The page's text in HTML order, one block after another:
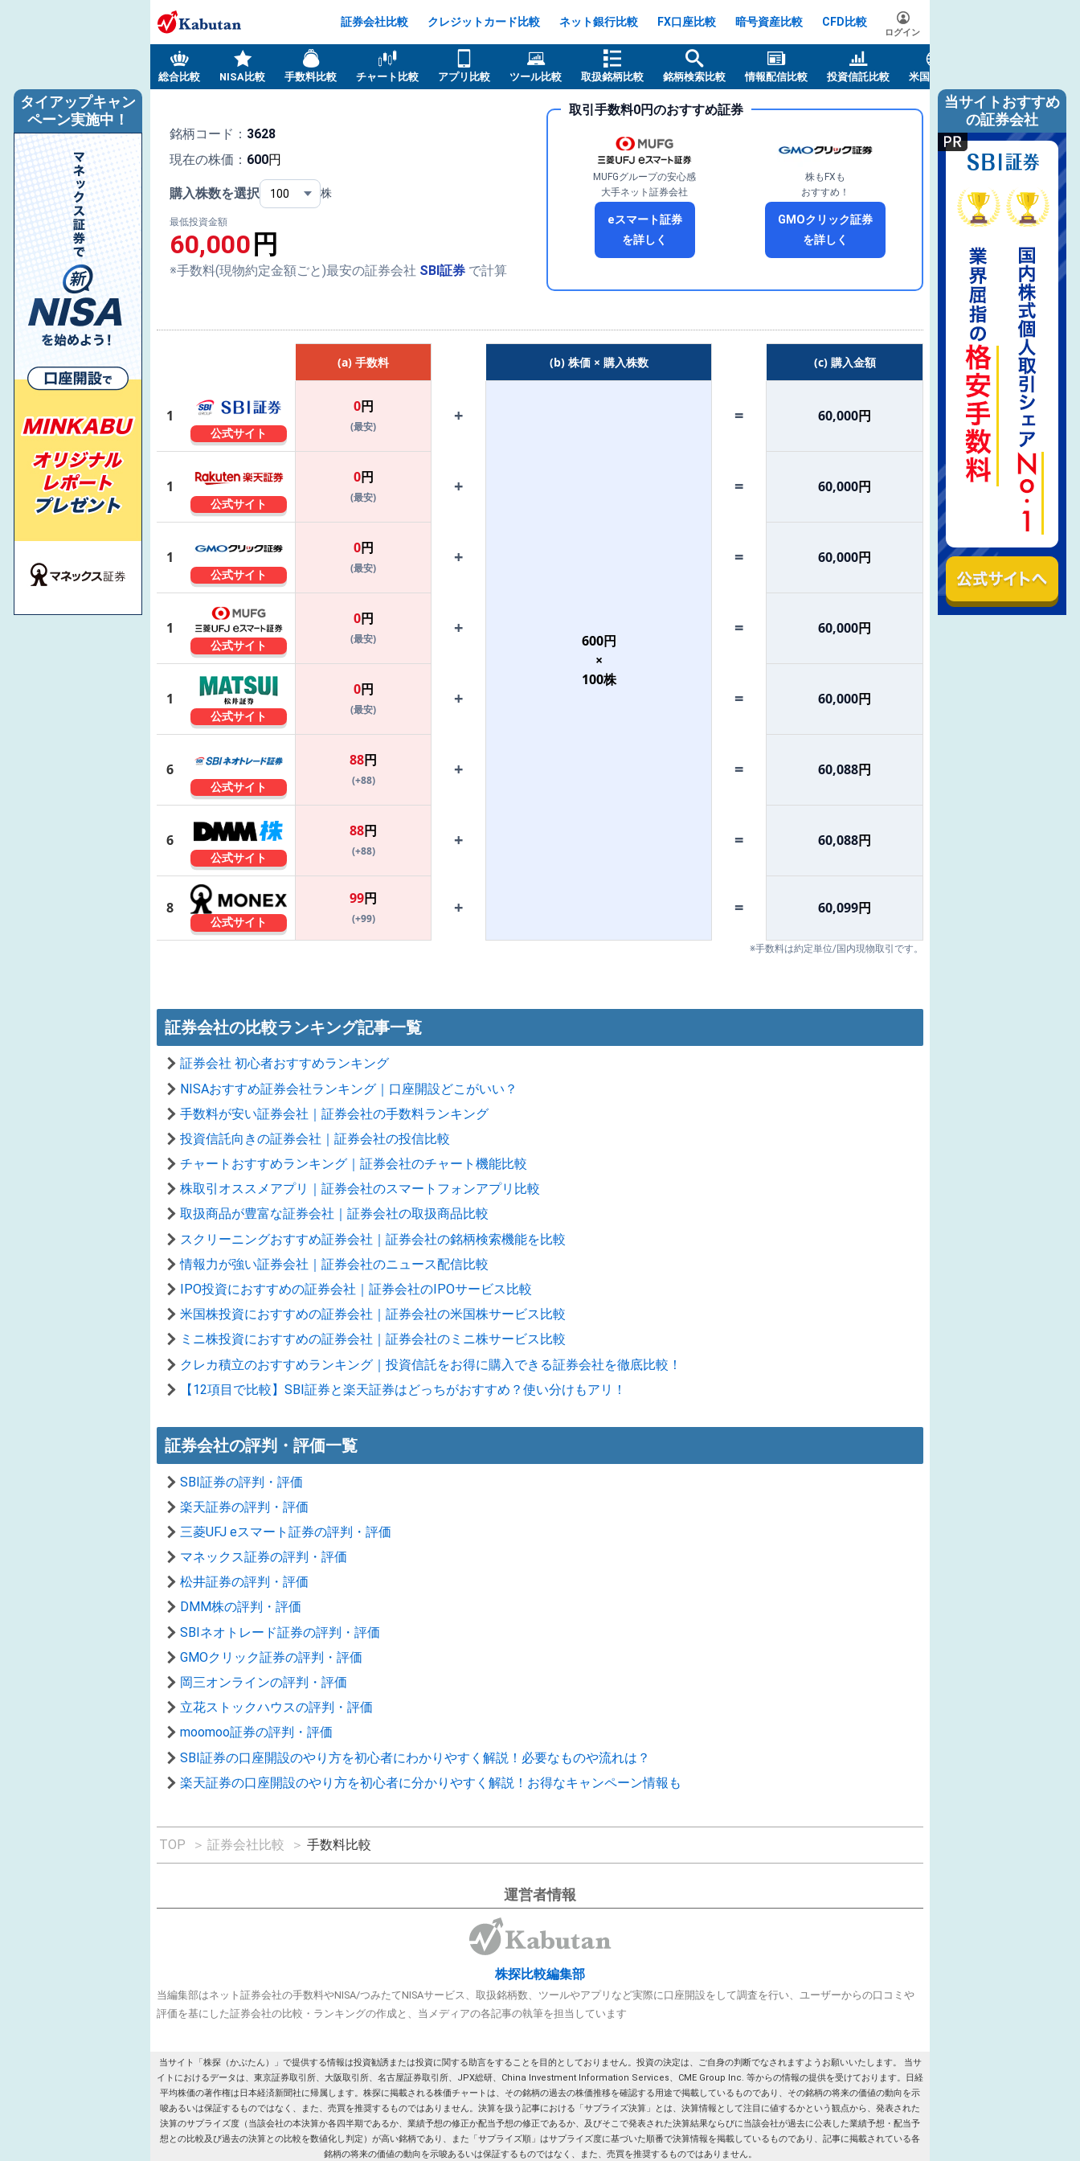
証券会社比較 クレジットカード比較 ネット銀行比較 FX口座比較 暗号資産比較 CFD比較
ログイン
総合比較 NISA比較 手数料比較 チャート比較 アプリ比較 ツール比較 取扱銘柄比較 銘柄検索比較 情報配信比較 投資信託比較 米国株比較
銘柄コード： 3628
現在の株価： 600円
購入株数を選択 株
最低投資金額
60,000 円
※手数料(現物約定金額ごと)最安の証券会社 SBI証券 で計算
取引手数料0円のおすすめ証券
MUFGグループの安心感
大手ネット証券会社
eスマート証券
を詳しく
株もFXも
おすすめ！
GMOクリック証券
を詳しく
(a) 手数料 (b) 株価 × 購入株数 (c) 購入金額
1
公式サイト
0円
(最安)
+
600円
×
100株
= 60,000円
1
公式サイト
0円
(最安)
+ = 60,000円
1
公式サイト
0円
(最安)
+ = 60,000円
1
公式サイト
0円
(最安)
+ = 60,000円
1
公式サイト
0円
(最安)
+ = 60,000円
6
公式サイト
88円
(+88)
+ = 60,088円
6
公式サイト
88円
(+88)
+ = 60,088円
8
公式サイト
99円
(+99)
+ = 60,099円
※手数料は約定単位/国内現物取引です。
証券会社の比較ランキング記事一覧
証券会社 初心者おすすめランキング
NISAおすすめ証券会社ランキング｜口座開設どこがいい？
手数料が安い証券会社｜証券会社の手数料ランキング
投資信託向きの証券会社｜証券会社の投信比較
チャートおすすめランキング｜証券会社のチャート機能比較
株取引オススメアプリ｜証券会社のスマートフォンアプリ比較
取扱商品が豊富な証券会社｜証券会社の取扱商品比較
スクリーニングおすすめ証券会社｜証券会社の銘柄検索機能を比較
情報力が強い証券会社｜証券会社のニュース配信比較
IPO投資におすすめの証券会社｜証券会社のIPOサービス比較
米国株投資におすすめの証券会社｜証券会社の米国株サービス比較
ミニ株投資におすすめの証券会社｜証券会社のミニ株サービス比較
クレカ積立のおすすめランキング｜投資信託をお得に購入できる証券会社を徹底比較！
【12項目で比較】SBI証券と楽天証券はどっちがおすすめ？使い分けもアリ！
証券会社の評判・評価一覧
SBI証券の評判・評価
楽天証券の評判・評価
三菱UFJ eスマート証券の評判・評価
マネックス証券の評判・評価
松井証券の評判・評価
DMM株の評判・評価
SBIネオトレード証券の評判・評価
GMOクリック証券の評判・評価
岡三オンラインの評判・評価
立花ストックハウスの評判・評価
moomoo証券の評判・評価
SBI証券の口座開設のやり方を初心者にわかりやすく解説！必要なものや流れは？
楽天証券の口座開設のやり方を初心者に分かりやすく解説！お得なキャンペーン情報も
当サイトおすすめ
の証券会社
タイアップキャン
ペーン実施中！
TOP ＞ 証券会社比較 ＞ 手数料比較
運営者情報
株探比較編集部
当編集部はネット証券会社の手数料やNISA/つみたてNISAサービス、取扱銘柄数、ツールやアプリなど実際に口座開設をして調査を行い、ユーザーからの口コミや
評価を基にした証券会社の比較・ランキングの作成と、当メディアの各記事の執筆を担当しています
当サイト「株探（かぶたん）」で提供する情報は投資勧誘または投資に関する助言をすることを目的としておりません。投資の決定は、ご自身の判断でなされますようお願いいたします。 当サ
イトにおけるデータは、東京証券取引所、大阪取引所、名古屋証券取引所、JPX総研、China Investment Information Services、CME Group Inc. 等からの情報の提供を受けております。日経
平均株価の著作権は日本経済新聞社に帰属します。株探に掲載される株価チャートは、その銘柄の過去の株価推移を確認する用途で掲載しているものであり、その銘柄の将来の価値の動向を示
唆あるいは保証するものではなく、また、売買を推奨するものではありません。決算を扱う記事における「サプライズ決算」とは、決算情報として注目に値するかという観点から、発表された
決算のサプライズ度（当該会社の本決算か各四半期であるか、業績予想の修正か配当予想の修正であるか、及びそこで発表された決算結果ならびに当該会社が過去に公表した業績予想・配当予
想との比較及び過去の決算との比較を数値化し判定）が高い銘柄であり、また「サプライズ順」はサプライズ度に基づいた順番で決算情報を掲載しているものであり、記事に掲載されている各
銘柄の将来の価値の動向を示唆あるいは保証するものではなく、また、売買を推奨するものではありません。